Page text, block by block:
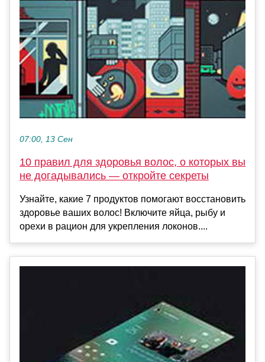
07:00, 13 Сен
10 правил для здоровья волос, о которых вы
не догадывались — откройте секреты
Узнайте, какие 7 продуктов помогают восстановить
здоровье ваших волос! Включите яйца, рыбу и
орехи в рацион для укрепления локонов....